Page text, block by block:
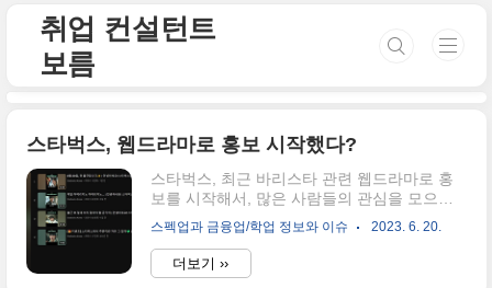
취업 컨설턴트
보름
스타벅스, 웹드라마로 홍보 시작했다?
스타벅스, 최근 바리스타 관련 웹드라마로 홍
보를 시작해서, 많은 사람들의 관심을 모으고
있는데요. 현재는 웹 드라마를 시청한다면, 커
피 음료를 제공하는 이벤트도 하고 있다고 합
니다. 혹시 바리스타로 취업을 준비하시거나,
혹은 스타벅스 바리스타 지원을 앞두신 분들이
스펙업과 금융업/학업 정보와 이슈 2023. 6. 20.
더보기 ››